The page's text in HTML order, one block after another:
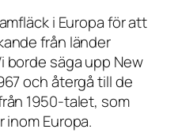
i Europa för att
från länder
säga upp New
och återgå till de
1950-talet, som
Europa.